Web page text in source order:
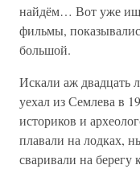
найдём… Вот уже
фильмы,
большой.
Искали аж двадцать
уехал из Семлева в
историков и
плавали на лодках,
сваривали на